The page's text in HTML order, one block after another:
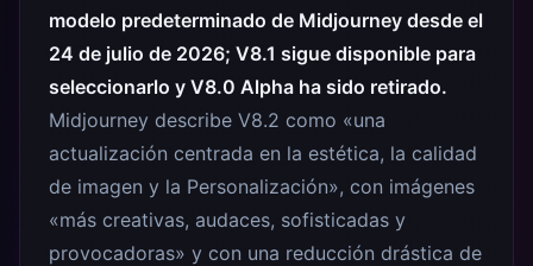
modelo predeterminado de Midjourney desde el
24 de julio de 2026; V8.1 sigue disponible para
seleccionarlo y V8.0 Alpha ha sido retirado.
Midjourney describe V8.2 como «una
actualización centrada en la estética, la calidad
de imagen y la Personalización», con imágenes
«más creativas, audaces, sofisticadas y
provocadoras» y con una reducción drástica de